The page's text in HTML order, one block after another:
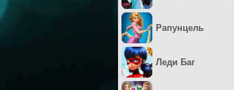
Рапунцель
Леди Баг